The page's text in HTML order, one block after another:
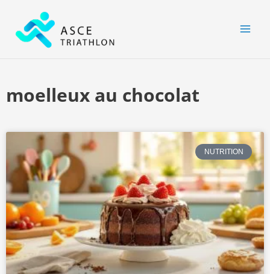
contenu
moelleux au chocolat
NUTRITION